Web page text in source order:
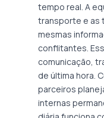
tempo real. A
transporte e as
mesmas
conflitantes.
comunicação,
de última hora.
parceiros
internas